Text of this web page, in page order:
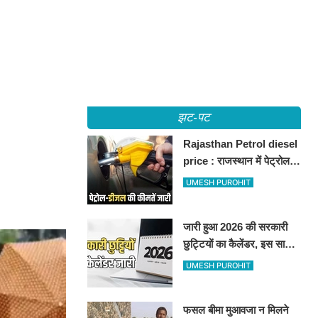
झट-पट
Rajasthan Petrol diesel
price : राजस्थान में पेट्रोल-
डीजल की कीमतें जारी, जानिए
UMESH PUROHIT
जारी हुआ 2026 की सरकारी
छुट्टियों का कैलेंडर, इस साल
कई बार मिलेगा लगातार
UMESH PUROHIT
फसल बीमा मुआवजा न मिलने